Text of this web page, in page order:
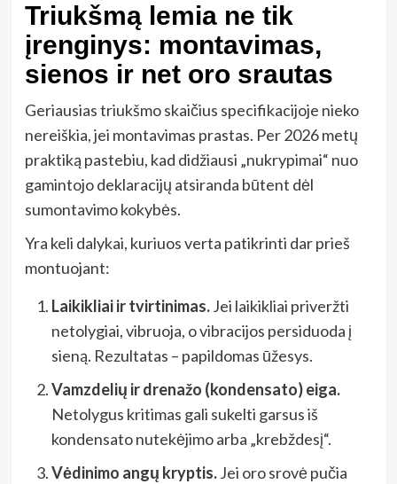
Triukšmą lemia ne tik
įrenginys: montavimas,
sienos ir net oro srautas
Geriausias triukšmo skaičius specifikacijoje nieko
nereiškia, jei montavimas prastas. Per 2026 metų
praktiką pastebiu, kad didžiausi „nukrypimai“ nuo
gamintojo deklaracijų atsiranda būtent dėl
sumontavimo kokybės.
Yra keli dalykai, kuriuos verta patikrinti dar prieš
montuojant:
Laikikliai ir tvirtinimas.Jei laikikliai priveržti
netolygiai, vibruoja, o vibracijos persiduoda į
sieną. Rezultatas – papildomas ūžesys.
Vamzdelių ir drenažo (kondensato) eiga.
Netolygus kritimas gali sukelti garsus iš
kondensato nutekėjimo arba „krebždesį“.
Vėdinimo angų kryptis.Jei oro srovė pučia